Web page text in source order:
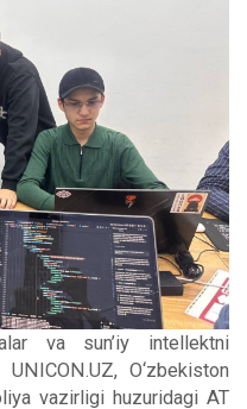
va sun’iy intellektni
O‘zbekiston
vazirligi huzuridagi AT